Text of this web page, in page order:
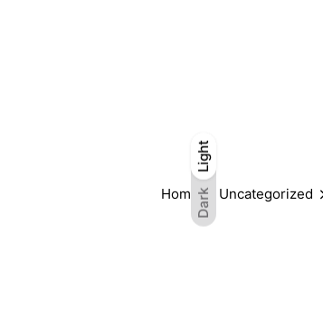
Dark
Light
Dark
Light
Home Uncategorized